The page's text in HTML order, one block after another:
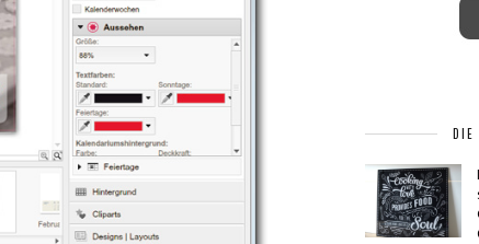
DIE